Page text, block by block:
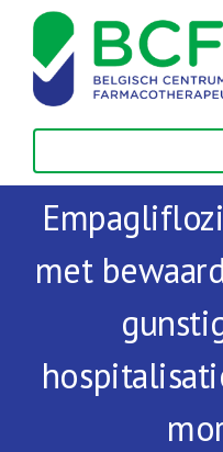
content
Nieuws
Publicaties
met